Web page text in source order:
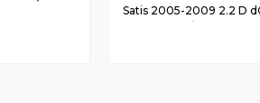
Satis 2005-2009 2.2 D